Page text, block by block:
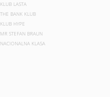
KLUB LASTA
THE BANK KLUB
KLUB HYPE
MR STEFAN BRAUN
NACIONALNA KLASA